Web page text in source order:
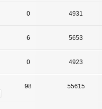
0 4931
6 5653
0 4923
98 55615